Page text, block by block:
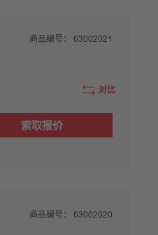
商品编号： 63002021
对比
索取报价
商品编号： 63002020